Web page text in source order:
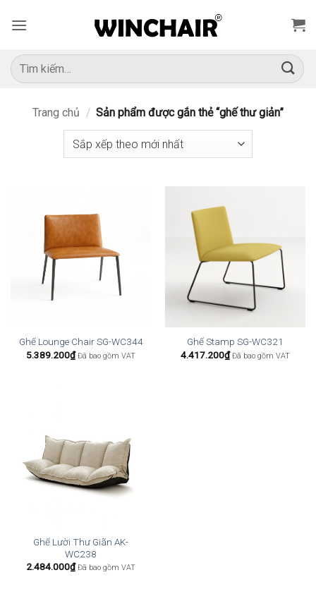
qua
dung
Tìm
kiếm:
Trang chủ / Sản phẩm được gắn thẻ “ghế thư giản”
Ghế Lounge Chair SG-WC344
5.389.200₫ Đã bao gồm VAT
Ghế Stamp SG-WC321
4.417.200₫ Đã bao gồm VAT
Ghế Lười Thư Giãn AK-
WC238
2.484.000₫ Đã bao gồm VAT